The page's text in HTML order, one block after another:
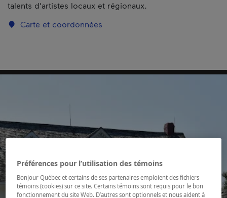
talents d'artistes locaux et régionaux.
Carte et coordonnées
Préférences pour l’utilisation des témoins
Bonjour Québec et certains de ses partenaires emploient des fichiers
témoins (cookies) sur ce site. Certains témoins sont requis pour le bon
fonctionnement du site Web. D’autres sont optionnels et nous aident à